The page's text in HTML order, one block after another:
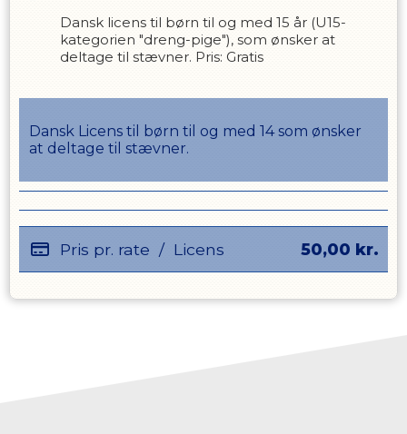
Dansk licens til børn til og med 15 år (U15-
kategorien "dreng-pige"), som ønsker at
deltage til stævner. Pris: Gratis
Dansk Licens til børn til og med 14 som ønsker
at deltage til stævner.
Pris pr. rate / Licens 50,00 kr.